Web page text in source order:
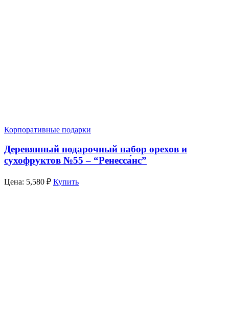
Корпоративные подарки
Деревянный подарочный набор орехов и
сухофруктов №55 – “Ренесса́нс”
Цена: 5,580 ₽ Купить